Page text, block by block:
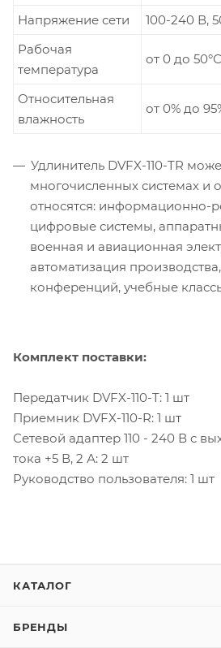
Напряжение сети
100-240 В,
Рабочая
температура
от 0 до 50°С
Относительная
влажность
от 0% до
Удлинитель DVFX-110-TR
многочисленных системах и
относятся: информационно-
цифровые системы,
военная и авиационная
автоматизация
конференций, учебные
Комплект поставки:
Передатчик DVFX-110-T: 1 шт
Приемник DVFX-110-R: 1 шт
Сетевой адаптер 110 - 240 В с
тока +5 В, 2 А: 2 шт
Руководство пользователя: 1 шт
КАТАЛОГ
БРЕНДЫ